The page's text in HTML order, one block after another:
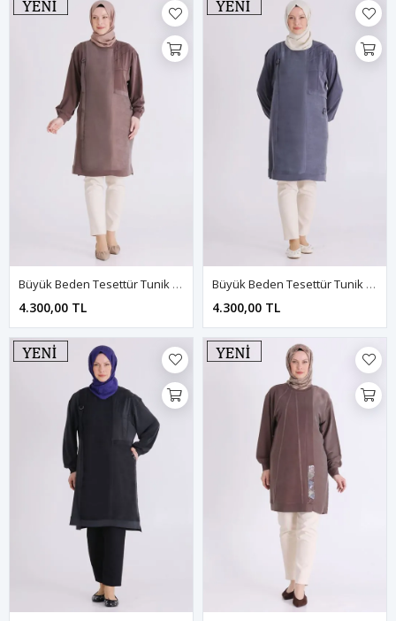
Büyük Beden Tesettür Tunik 20143 Kahve
4.300,00 TL
Büyük Beden Tesettür Tunik 20143 Lacivert
4.300,00 TL